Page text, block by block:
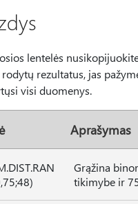
lentelės
rezultatus, jas
visi duomenys.
Aprašymas
Grąžina
tikimybe ir